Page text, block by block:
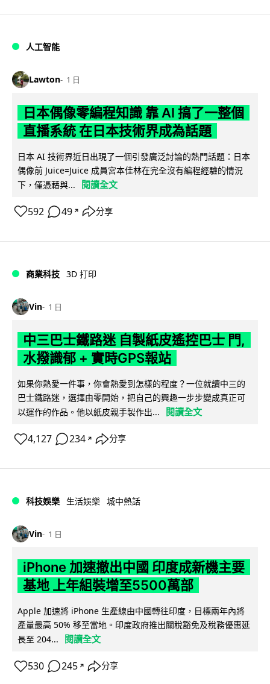
人工智能
Lawton 1 日
日本偶像零編程知識 靠 AI 搞了一整個
直播系統 在日本技術界成為話題
日本 AI 技術界近日出現了一個引發廣泛討論的熱門話題：日本
偶像前 Juice=Juice 成員宮本佳林在完全沒有編程經驗的情況
下，僅憑藉與...
閱讀全文
592 49 ↗ 分享
商業科技 3D 打印
Vin 1 日
中三巴士鐵路迷 自製紙皮遙控巴士 門,
水撥識郁 + 實時GPS報站
如果你熱愛一件事，你會熱愛到怎樣的程度？一位就讀中三的
巴士鐵路迷，選擇由零開始，把自己的興趣一步步變成真正可
以運作的作品。他以紙皮親手製作出...
閱讀全文
4,127 234 ↗ 分享
科技娛樂 生活娛樂 城中熱話
Vin 1 日
iPhone 加速撤出中國 印度成新機主要
基地 上年組裝增至5500萬部
Apple 加速將 iPhone 生產線由中國轉往印度，目標兩年內將
產量最高 50% 移至當地。印度政府推出關稅豁免及稅務優惠延
長至 204...
閱讀全文
530 245 ↗ 分享